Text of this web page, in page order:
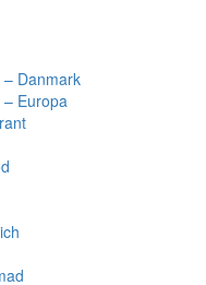
– Danmark
– Europa